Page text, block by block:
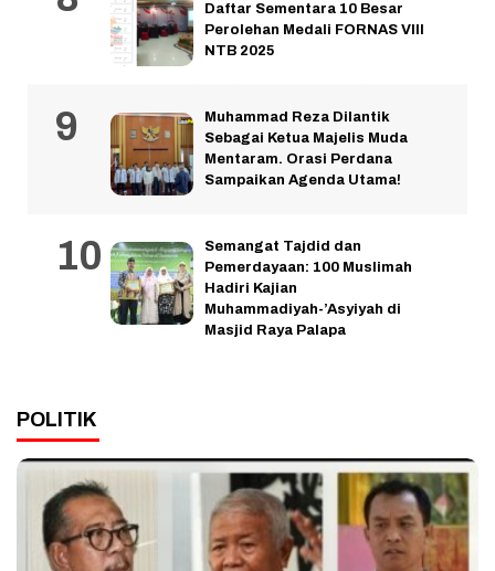
Daftar Sementara 10 Besar
Perolehan Medali FORNAS VIII
NTB 2025
Muhammad Reza Dilantik
Sebagai Ketua Majelis Muda
Mentaram. Orasi Perdana
Sampaikan Agenda Utama!
Semangat Tajdid dan
Pemerdayaan: 100 Muslimah
Hadiri Kajian
Muhammadiyah-’Asyiyah di
Masjid Raya Palapa
POLITIK